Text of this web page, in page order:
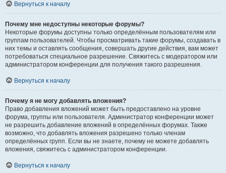
Вернуться к началу
Почему мне недоступны некоторые форумы?
Некоторые форумы доступны только определённым пользователям или
группам пользователей. Чтобы просматривать такие форумы, создавать в
них темы и оставлять сообщения, совершать другие действия, вам может
потребоваться специальное разрешение. Свяжитесь с модератором или
администратором конференции для получения такого разрешения.
Вернуться к началу
Почему я не могу добавлять вложения?
Право добавления вложений может быть предоставлено на уровне
форума, группы или пользователя. Администратор конференции может
не разрешить добавление вложений в определённых форумах. Также
возможно, что добавлять вложения разрешено только членам
определённых групп. Если вы не знаете, почему не можете добавлять
вложения, свяжитесь с администратором конференции.
Вернуться к началу